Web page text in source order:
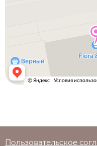
Пользовательское